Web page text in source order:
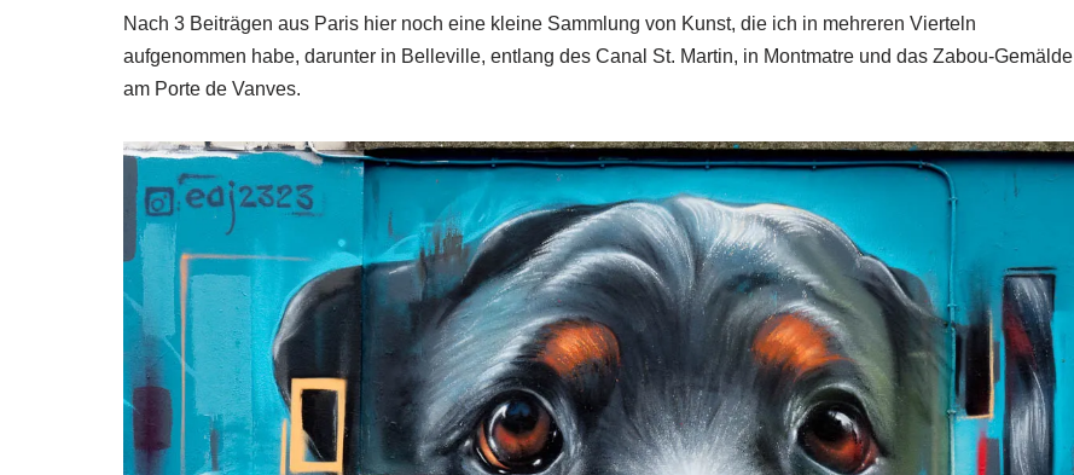
Nach 3 Beiträgen aus Paris hier noch eine kleine Sammlung von Kunst, die ich in mehreren Vierteln
aufgenommen habe, darunter in Belleville, entlang des Canal St. Martin, in Montmatre und das Zabou-Gemälde
am Porte de Vanves.